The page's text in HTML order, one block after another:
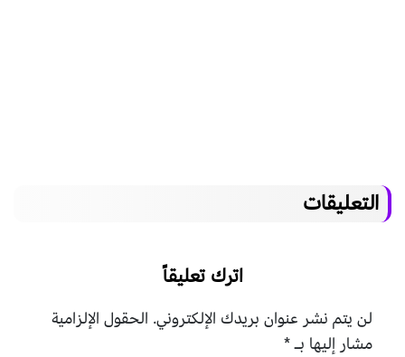
التعليقات
اترك تعليقاً
لن يتم نشر عنوان بريدك الإلكتروني. الحقول الإلزامية
مشار إليها بـ*